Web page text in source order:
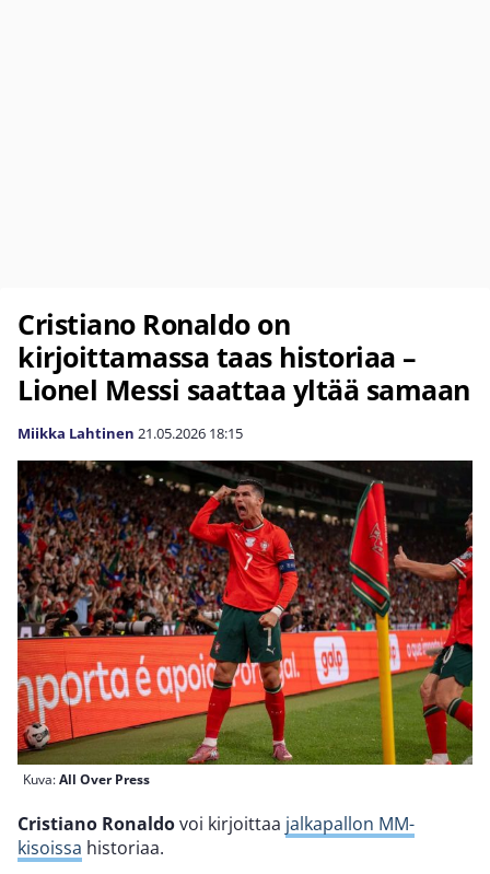
Cristiano Ronaldo on
kirjoittamassa taas historiaa –
Lionel Messi saattaa yltää samaan
Miikka Lahtinen 21.05.2026 18:15
Kuva:All Over Press
Cristiano Ronaldovoi kirjoittaa jalkapallon MM-
kisoissa historiaa.